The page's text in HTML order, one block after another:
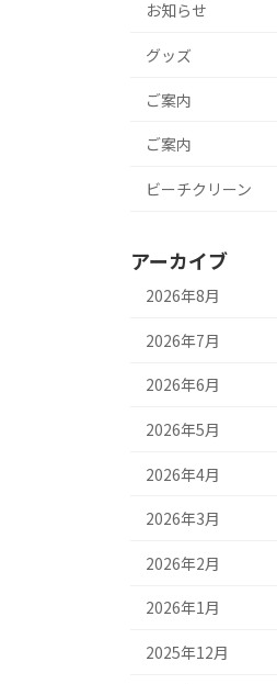
お知らせ
グッズ
ご案内
ご案内
ビーチクリーン
アーカイブ
2026年8月
2026年7月
2026年6月
2026年5月
2026年4月
2026年3月
2026年2月
2026年1月
2025年12月